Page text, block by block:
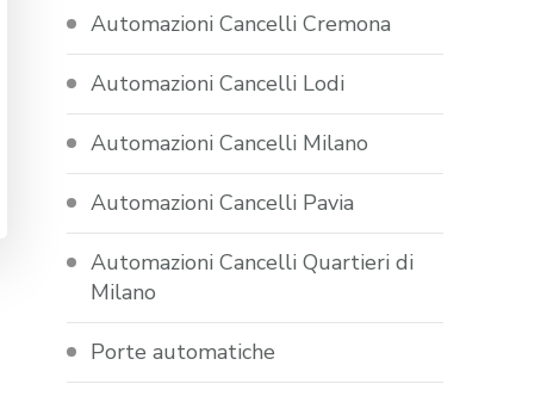
Automazioni Cancelli Cremona
Automazioni Cancelli Lodi
Automazioni Cancelli Milano
Automazioni Cancelli Pavia
Automazioni Cancelli Quartieri di
Milano
Porte automatiche